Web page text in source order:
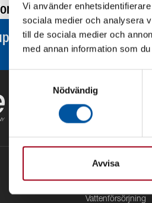
Vi använder
sociala medier och analysera
till de sociala medier och
med annan information som
Nödvändig
Avvisa
Områden
Vattenförsörjning